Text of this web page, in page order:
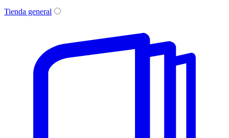
Tienda general